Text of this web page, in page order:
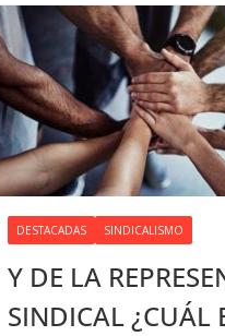
DESTACADAS SINDICALISMO
Y DE LA
SINDICAL ¿CUÁL